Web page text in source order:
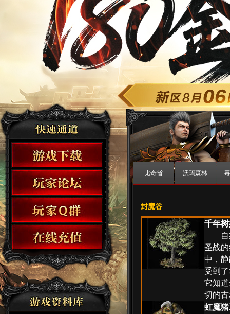
比奇省 沃玛森林
封魔谷
千年
自封
圣战
中，
受到
它知
切的
虹魔